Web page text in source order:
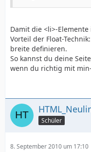
Damit die <li>-
Vorteil der Float-
breite definieren.
So kannst du deine
wenn du richtig mit
Schüler
8. September 2010 um 17:10